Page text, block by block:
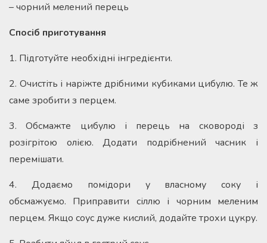
– чорний мелений перець
Спосіб приготування
1. Підготуйте необхідні інгредієнти.
2. Очистіть і наріжте дрібними кубиками цибулю. Те ж
саме зробити з перцем.
3. Обсмажте цибулю і перець на сковороді з
розігрітою олією. Додати подрібнений часник і
перемішати.
4. Додаємо помідори у власному соку і
обсмажуємо. Приправити сіллю і чорним меленим
перцем. Якщо соус дуже кислий, додайте трохи цукру.